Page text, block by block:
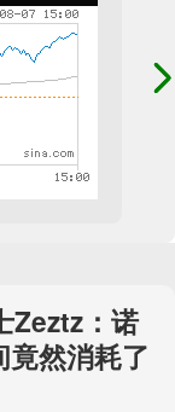
Zeztz：诺
然消耗了